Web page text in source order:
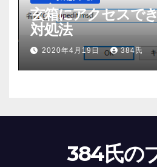
玄箱にアクセスで
対処法
2020年4月19日 384氏
384氏の